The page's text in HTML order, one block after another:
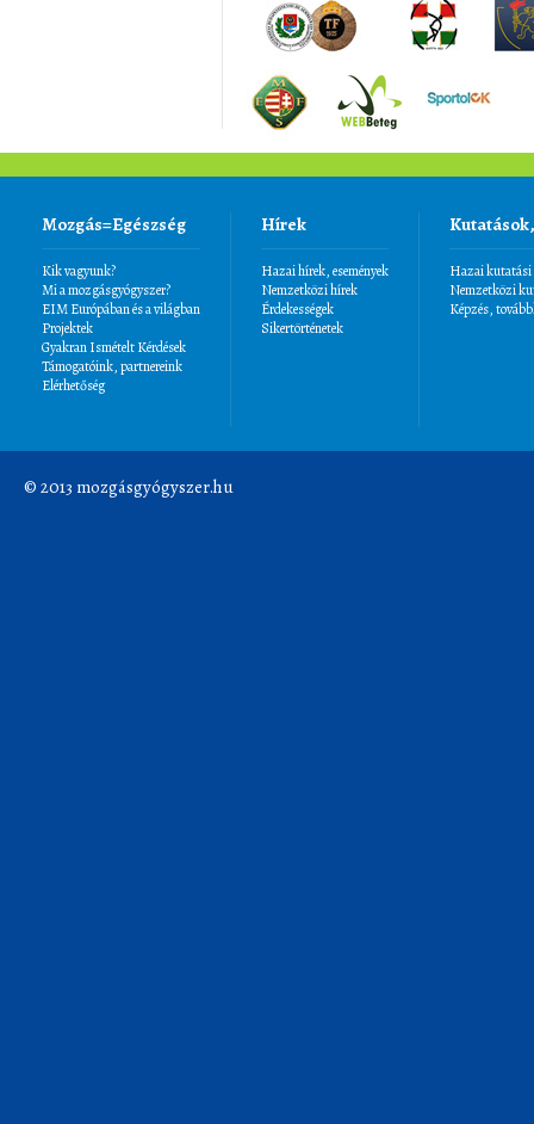
Mozgás=Egészség
Kik vagyunk?
Mi a mozgásgyógyszer?
EIM Európában és a világban
Projektek
Gyakran Ismételt Kérdések
Támogatóink, partnereink
Elérhetőség
Hírek
Hazai hírek, események
Nemzetközi hírek
Érdekességek
Sikertörténetek
Hazai kutatási
Nemzetközi
Képzés,
© 2013 mozgásgyógyszer.hu